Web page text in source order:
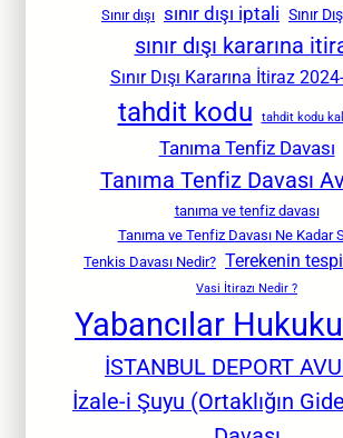
Sınır dışı sınır dışı iptali Sınır
sınır dışı kararına
Sınır Dışı Kararına İtiraz
tahdit kodu tahdit kodu
Tanıma Tenfiz Davası
Tanıma Tenfiz Davası
tanıma ve tenfiz davası
Tanıma ve Tenfiz Davası Ne Kadar
Tenkis Davası Nedir? Terekenin
Vasi İtirazı Nedir ?
Yabancılar Hukuku
İSTANBUL DEPORT
İzale-i Şuyu (Ortaklığın